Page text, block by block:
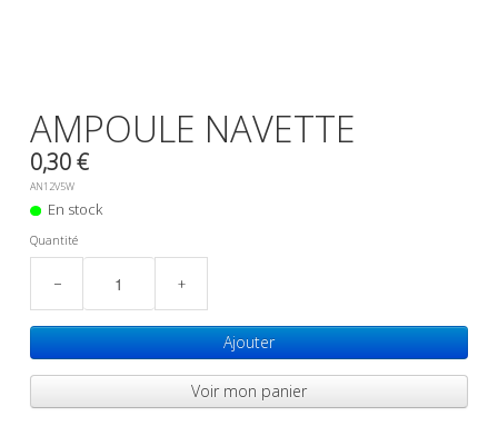
AMPOULE NAVETTE
0,30 €
AN12V5W
En stock
Quantité
− +
Ajouter
Voir mon panier